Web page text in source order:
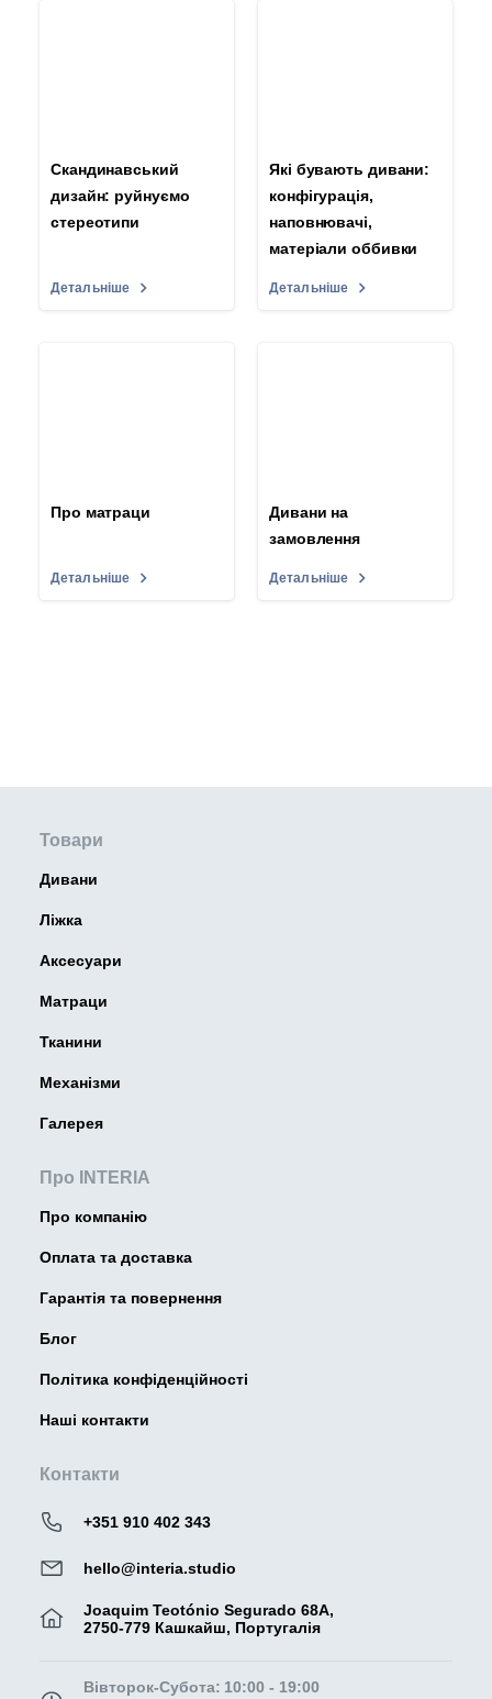
Скандинавський
дизайн: руйнуємо
стереотипи
Детальніше
Які бувають дивани:
конфігурація,
наповнювачі,
матеріали оббивки
Детальніше
Про матраци
Детальніше
Дивани на
замовлення
Детальніше
Товари
Дивани
Ліжка
Аксесуари
Матраци
Тканини
Механізми
Галерея
Про INTERIA
Про компанію
Оплата та доставка
Гарантія та повернення
Блог
Політика конфіденційності
Наші контакти
Контакти
+351 910 402 343
hello@interia.studio
Joaquim Teotónio Segurado 68A,
2750-779 Кашкайш, Португалія
Вівторок-Субота: 10:00 - 19:00